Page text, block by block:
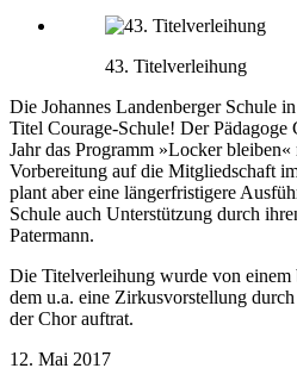
43. Titelverleihung
Die Johannes Landenberger Schule
Titel Courage-Schule! Der Pädagoge
Jahr das Programm »Locker
Vorbereitung auf die Mitgliedschaft
plant aber eine längerfristigere
Schule auch Unterstützung durch
Patermann.
Die Titelverleihung wurde von einem
dem u.a. eine Zirkusvorstellung
der Chor auftrat.
12. Mai 2017